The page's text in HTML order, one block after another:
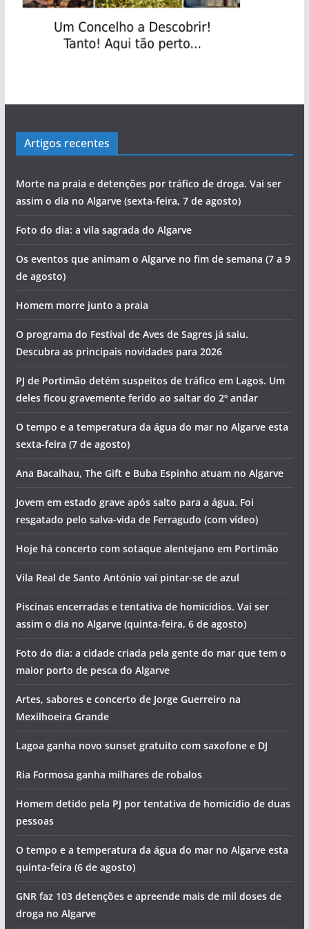
Artigos recentes
Morte na praia e detenções por tráfico de droga. Vai ser
assim o dia no Algarve (sexta-feira, 7 de agosto)
Foto do dia: a vila sagrada do Algarve
Os eventos que animam o Algarve no fim de semana (7 a 9
de agosto)
Homem morre junto a praia
O programa do Festival de Aves de Sagres já saiu.
Descubra as principais novidades para 2026
PJ de Portimão detém suspeitos de tráfico em Lagos. Um
deles ficou gravemente ferido ao saltar do 2º andar
O tempo e a temperatura da água do mar no Algarve esta
sexta-feira (7 de agosto)
Ana Bacalhau, The Gift e Buba Espinho atuam no Algarve
Jovem em estado grave após salto para a água. Foi
resgatado pelo salva-vida de Ferragudo (com vídeo)
Hoje há concerto com sotaque alentejano em Portimão
Vila Real de Santo António vai pintar-se de azul
Piscinas encerradas e tentativa de homicídios. Vai ser
assim o dia no Algarve (quinta-feira, 6 de agosto)
Foto do dia: a cidade criada pela gente do mar que tem o
maior porto de pesca do Algarve
Artes, sabores e concerto de Jorge Guerreiro na
Mexilhoeira Grande
Lagoa ganha novo sunset gratuito com saxofone e DJ
Ria Formosa ganha milhares de robalos
Homem detido pela PJ por tentativa de homicídio de duas
pessoas
O tempo e a temperatura da água do mar no Algarve esta
quinta-feira (6 de agosto)
GNR faz 103 detenções e apreende mais de mil doses de
droga no Algarve